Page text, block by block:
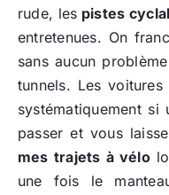
rude, les pistes
entretenues. On
sans aucun
tunnels. Les
systématiquement
passer et vous
mes trajets à vélo
une fois le